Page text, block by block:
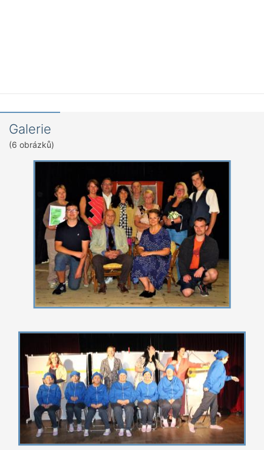
Galerie
(6 obrázků)